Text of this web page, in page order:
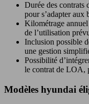
Durée des
pour s’adapter aux
Kilométrage
de l’utilisation
Inclusion possible
une gestion
Possibilité
le contrat de LOA,
Modèles hyundai